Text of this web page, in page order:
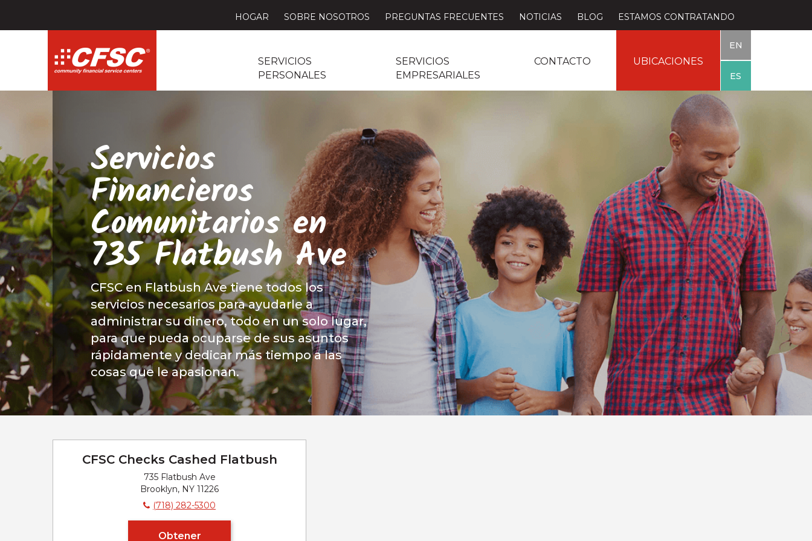
HOGAR SOBRE NOSOTROS PREGUNTAS FRECUENTES NOTICIAS BLOG ESTAMOS CONTRATANDO
SERVICIOS
PERSONALES
SERVICIOS
EMPRESARIALES
CONTACTO UBICACIONES
EN
ES
Servicios
Financieros
Comunitarios en
735 Flatbush Ave
CFSC en Flatbush Ave tiene todos los
servicios necesarios para ayudarle a
administrar su dinero, todo en un solo lugar,
para que pueda ocuparse de sus asuntos
rápidamente y dedicar más tiempo a las
cosas que le apasionan.
CFSC Checks Cashed Flatbush
735 Flatbush Ave
Brooklyn, NY 11226
(718) 282-5300
Obtener